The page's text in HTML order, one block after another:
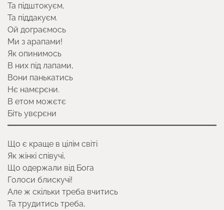
Та підштокуєм,
Та піддакуєм.
Ой дограємось
Ми з арапами!
Як опинимось
В них під лапами,
Вони панькатись
Нє намєрєни.
В етом можєтє
Біть увєрєни
Що є краще в цілім світі
Як жінкі співучі,
Що одержали від Бога
Голоси блискучі!
Але ж скільки треба вчитись
Та трудитись треба,